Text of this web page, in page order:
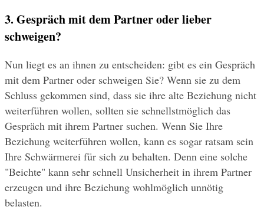
3. Gespräch mit dem Partner oder lieber
schweigen?
Nun liegt es an ihnen zu entscheiden: gibt es ein Gespräch
mit dem Partner oder schweigen Sie? Wenn sie zu dem
Schluss gekommen sind, dass sie ihre alte Beziehung nicht
weiterführen wollen, sollten sie schnellstmöglich das
Gespräch mit ihrem Partner suchen. Wenn Sie Ihre
Beziehung weiterführen wollen, kann es sogar ratsam sein
Ihre Schwärmerei für sich zu behalten. Denn eine solche
"Beichte" kann sehr schnell Unsicherheit in ihrem Partner
erzeugen und ihre Beziehung wohlmöglich unnötig
belasten.